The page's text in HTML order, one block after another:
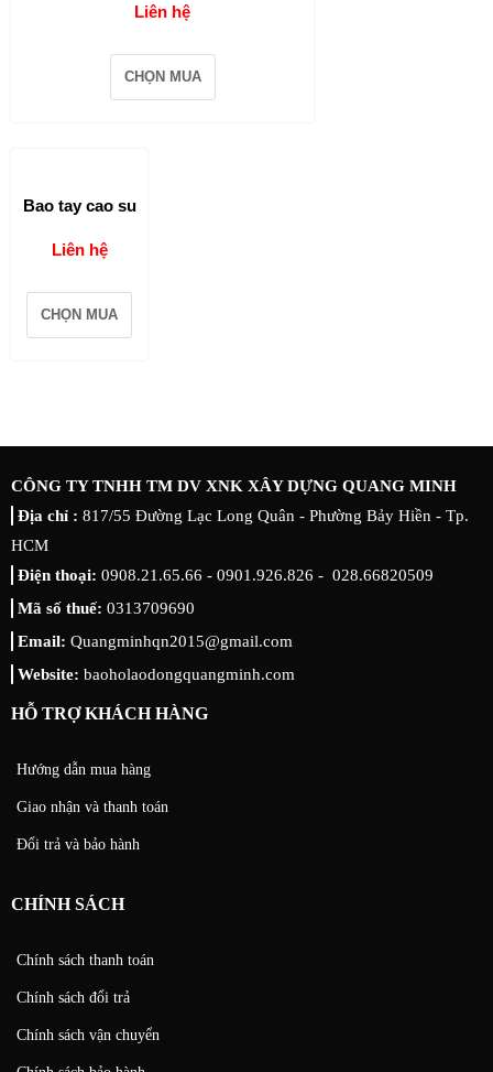
Liên hệ
CHỌN MUA
Bao tay cao su
Liên hệ
CHỌN MUA
CÔNG TY TNHH TM DV XNK XÂY DỰNG QUANG MINH
Địa chỉ : 817/55 Đường Lạc Long Quân - Phường Bảy Hiền - Tp.
HCM
Điện thoại: 0908.21.65.66 - 0901.926.826 - 028.66820509
Mã số thuế: 0313709690
Email: Quangminhqn2015@gmail.com
Website: baoholaodongquangminh.com
HỖ TRỢ KHÁCH HÀNG
Hướng dẫn mua hàng
Giao nhận và thanh toán
Đổi trả và bảo hành
CHÍNH SÁCH
Chính sách thanh toán
Chính sách đổi trả
Chính sách vận chuyển